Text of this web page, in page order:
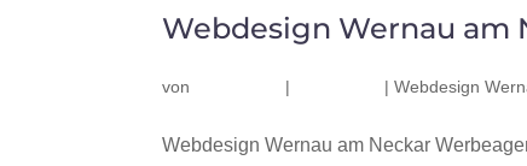
Webdesign Wernau am
von | |Webdesign
Webdesign Wernau am Neckar